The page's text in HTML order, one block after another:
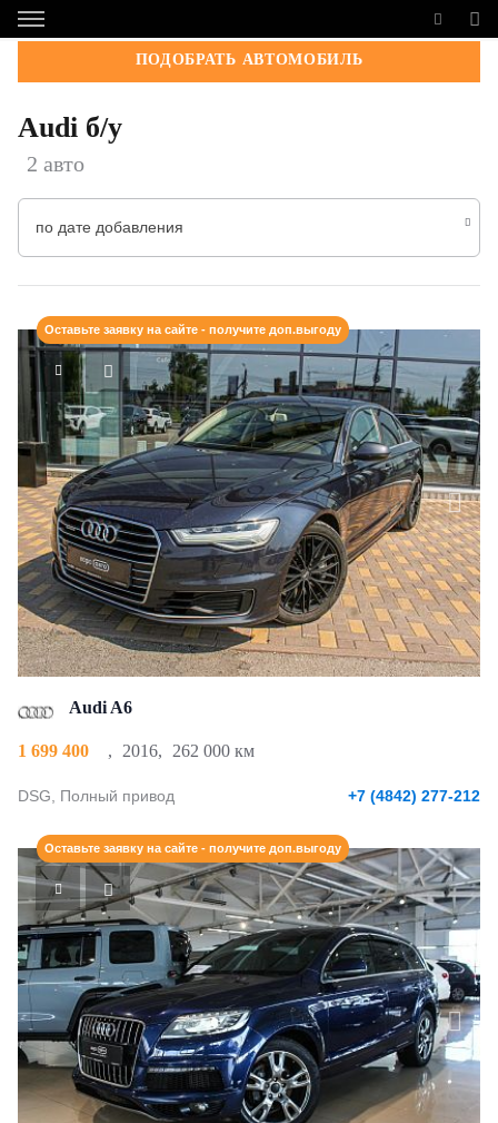
ПОДОБРАТЬ АВТОМОБИЛЬ
Audi б/у
2 авто
по дате добавления
Оставьте заявку на сайте - получите доп.выгоду
Audi A6
1 699 400 , 2016, 262 000 км
DSG, Полный привод +7 (4842) 277-212
Оставьте заявку на сайте - получите доп.выгоду